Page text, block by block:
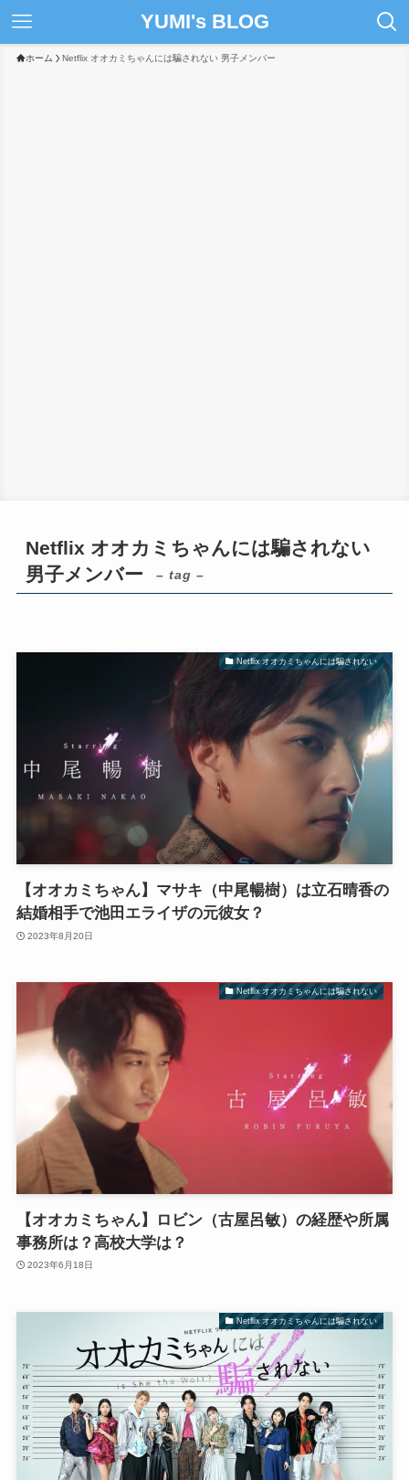
YUMI's BLOG
ホーム Netflix オオカミちゃんには騙されない 男子メンバー
Netflix オオカミちゃんには騙されない
男子メンバー
– tag –
Netflix オオカミちゃんには騙されない
【オオカミちゃん】マサキ（中尾暢樹）は立石晴香の
結婚相手で池田エライザの元彼女？
2023年8月20日
Netflix オオカミちゃんには騙されない
【オオカミちゃん】ロビン（古屋呂敏）の経歴や所属
事務所は？高校大学は？
2023年6月18日
Netflix オオカミちゃんには騙されない